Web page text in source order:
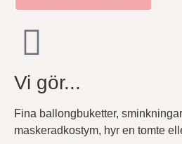
Vi gör...
Fina ballongbuketter,
maskeradkostym, hyr en tomte